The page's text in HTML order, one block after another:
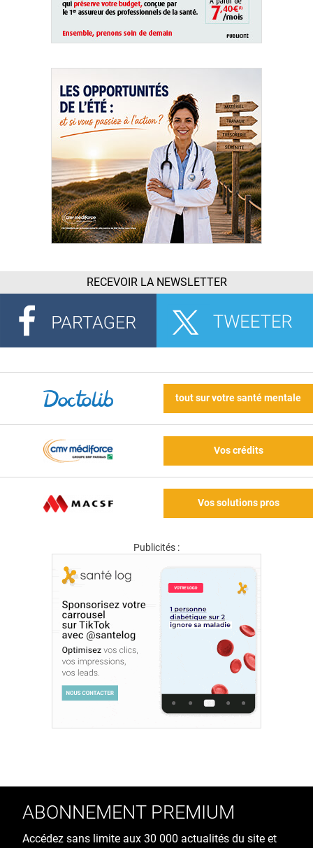
RECEVOIR LA NEWSLETTER
tout sur votre santé mentale
Vos crédits
Vos solutions pros
Publicités :
ABONNEMENT PREMIUM
Accédez sans limite aux 30 000 actualités du site et